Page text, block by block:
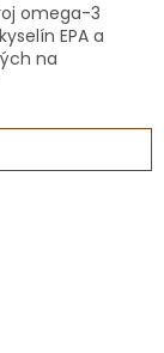
omega-3
EPA a
na